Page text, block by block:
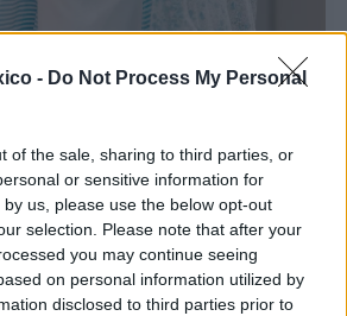
- Do Not Process My Personal
of the sale, sharing to third parties, or
or sensitive information for
us, please use the below opt-out
selection. Please note that after your
you may continue seeing
on personal information utilized by
disclosed to third parties prior to
de que tu hijo elija su
LEER